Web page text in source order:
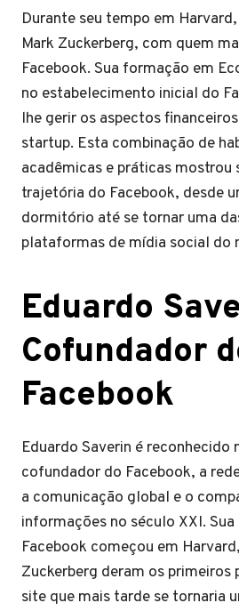
Durante seu tempo em
Mark Zuckerberg, com quem
Facebook. Sua formação em
no estabelecimento inicial do
lhe gerir os aspectos
startup. Esta combinação de
acadêmicas e práticas mostrou
trajetória do Facebook, desde
dormitório até se tornar uma
plataformas de mídia social do
Eduardo
Cofundador
Facebook
Eduardo Saverin é
cofundador do Facebook, a
a comunicação global e o
informações no século XXI.
Facebook começou em
Zuckerberg deram os primeiros
site que mais tarde se tornaria